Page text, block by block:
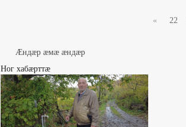
« 22
Æндæр æмæ æндæр
Ног хабæрттæ